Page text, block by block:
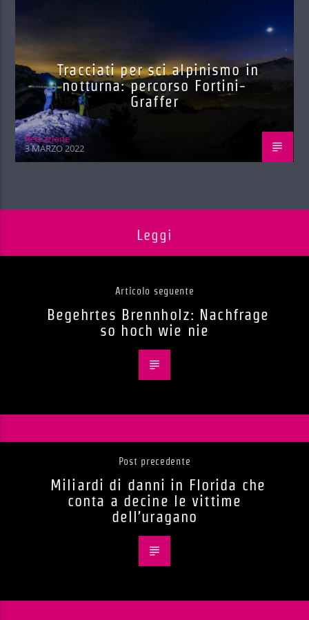
Tracciati per sci alpinismo in
notturna: percorso Fortini-
Graffer
Red.azione
3 MARZO 2022
Leggi
Articolo seguente
Begehrtes Brennholz: Nachfrage
so hoch wie nie
Post precedente
Miliardi di danni in Florida che
conta a decine le vittime
dell’uragano